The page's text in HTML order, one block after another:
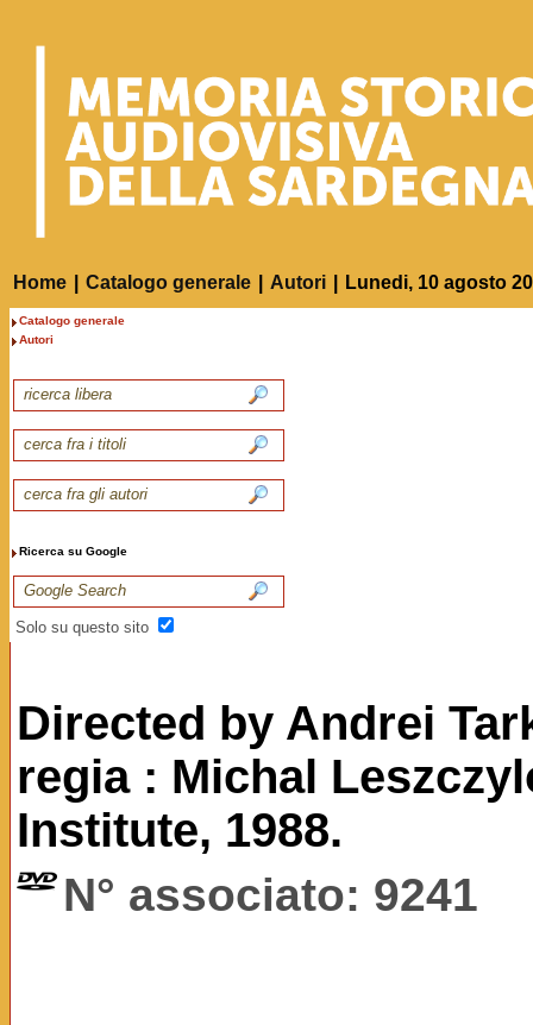
Home Catalogo generale Autori Lunedi, 10 agosto
Catalogo generale
Autori
Ricerca su Google
Solo su questo sito
Directed by Andrei
regia : Michal
Institute, 1988.
N° associato: 9241